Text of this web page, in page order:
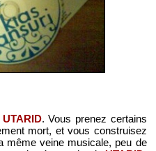
UTARID. Vous prenez certains
mort, et vous construisez
même veine musicale, peu de